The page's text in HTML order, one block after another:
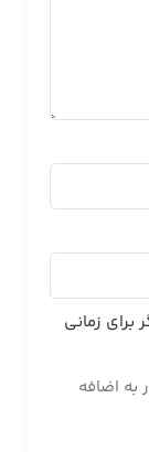
برای زمانی
به اضافه